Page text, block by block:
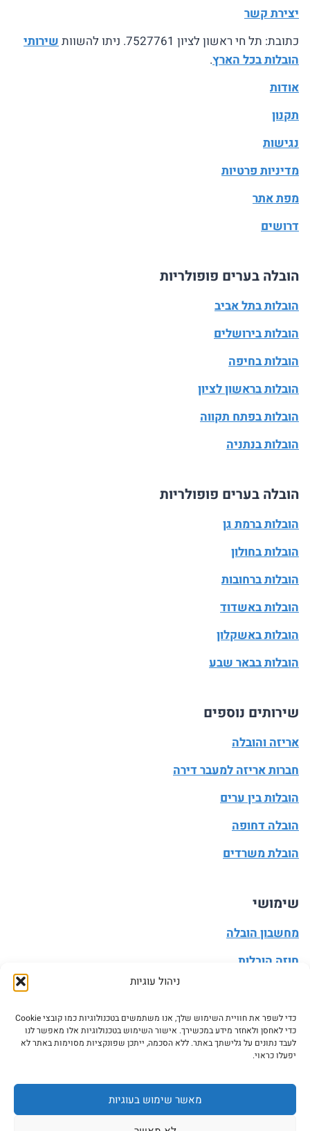
ניהול עוגיות
כדי לשפר את חוויית השימוש שלך, אנו משתמשים בטכנולוגיות כמו קובצי Cookie
כדי לאחסן ולאחזר מידע במכשירך. אישור השימוש בטכנולוגיות אלו מאפשר לנו
לעבד נתונים על גלישתך באתר. ללא הסכמה, ייתכן שפונקציות מסוימות באתר לא
יפעלו כראוי.
מאשר שימוש בעוגיות
יצירת קשר
כתובת: תל חי ראשון לציון 7527761. ניתו להשוות
שירותי
הובלות בכל הארץ.
אודות
תקנון
נגישות
מדיניות פרטיות
מפת אתר
דרושים
הובלה בערים פופולריות
הובלות בתל אביב
הובלות בירושלים
הובלות בחיפה
הובלות בראשון לציון
הובלות בפתח תקווה
הובלות בנתניה
הובלה בערים פופולריות
הובלות ברמת גן
הובלות בחולון
הובלות ברחובות
הובלות באשדוד
הובלות באשקלון
הובלות בבאר שבע
שירותים נוספים
אריזה והובלה
חברות אריזה למעבר דירה
הובלות בין ערים
הובלה דחופה
הובלת משרדים
שימושי
מחשבון הובלה
חוזה הובלות
הובלה עצמית
עדכון כתובת
© 2026 ASK5 - אסק5 כל הזכויות שמורות. אין להעתיק או